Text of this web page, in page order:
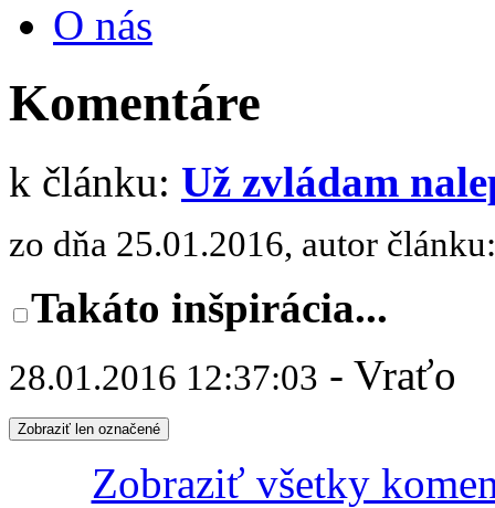
O nás
Komentáre
k článku: Už zvládam
zo dňa 25.01.2016, autor
Takáto inšpirácia...
28.01.2016 12:37:03 - Vraťo
Zobraziť len označené
Zobraziť všetky